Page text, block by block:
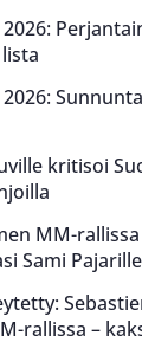
2026:
2026:
kritisoi
MM-
Sami
rallissa –